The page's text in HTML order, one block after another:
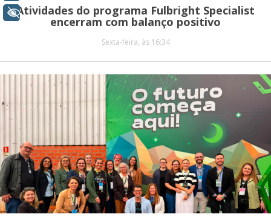
Atividades do programa Fulbright Specialist
encerram com balanço positivo
Sexta-feira, às 16:34
+ Acessibilidade